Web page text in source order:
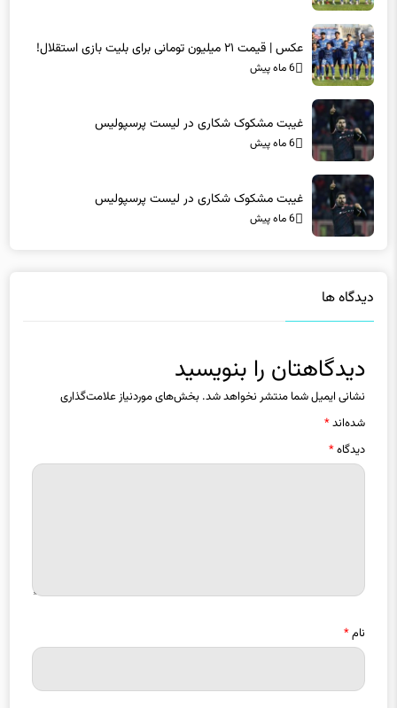
عکس | قیمت ۲۱ میلیون تومانی برای بلیت بازی استقلال!
6 ماه پیش
غیبت مشکوک شکاری در لیست پرسپولیس
6 ماه پیش
غیبت مشکوک شکاری در لیست پرسپولیس
6 ماه پیش
دیدگاه ها
دیدگاهتان را بنویسید
نشانی ایمیل شما منتشر نخواهد شد. بخش‌های موردنیاز علامت‌گذاری
شده‌اند*
دیدگاه*
نام*